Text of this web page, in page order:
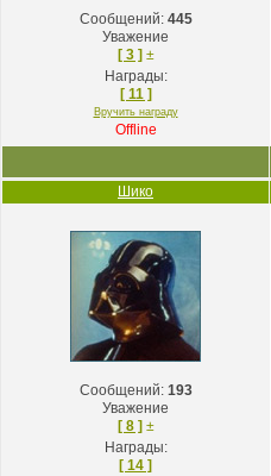
Сообщений: 445
Уважение
[ 3 ] ±
Награды:
[ 11 ]
Вручить награду
Offline
Шико
Сообщений: 193
Уважение
[ 8 ] ±
Награды:
[ 14 ]